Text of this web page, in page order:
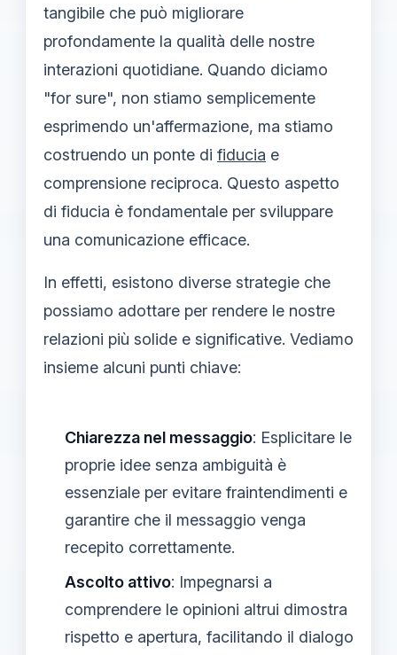
tangibile che può migliorare
profondamente la qualità delle nostre
interazioni quotidiane. Quando diciamo
"for sure", non stiamo semplicemente
esprimendo un'affermazione, ma stiamo
costruendo un ponte di fiducia e
comprensione reciproca. Questo aspetto
di fiducia è fondamentale per sviluppare
una comunicazione efficace.
In effetti, esistono diverse strategie che
possiamo adottare per rendere le nostre
relazioni più solide e significative. Vediamo
insieme alcuni punti chiave:
Chiarezza nel messaggio: Esplicitare le
proprie idee senza ambiguità è
essenziale per evitare fraintendimenti e
garantire che il messaggio venga
recepito correttamente.
Ascolto attivo: Impegnarsi a
comprendere le opinioni altrui dimostra
rispetto e apertura, facilitando il dialogo